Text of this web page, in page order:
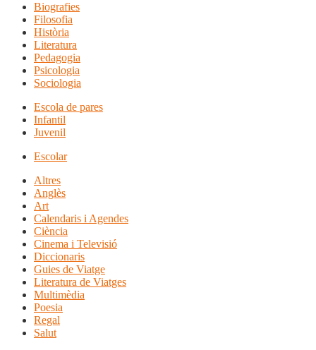
Biografies
Filosofia
Història
Literatura
Pedagogia
Psicologia
Sociologia
Escola de pares
Infantil
Juvenil
Escolar
Altres
Anglès
Art
Calendaris i Agendes
Ciència
Cinema i Televisió
Diccionaris
Guies de Viatge
Literatura de Viatges
Multimèdia
Poesia
Regal
Salut